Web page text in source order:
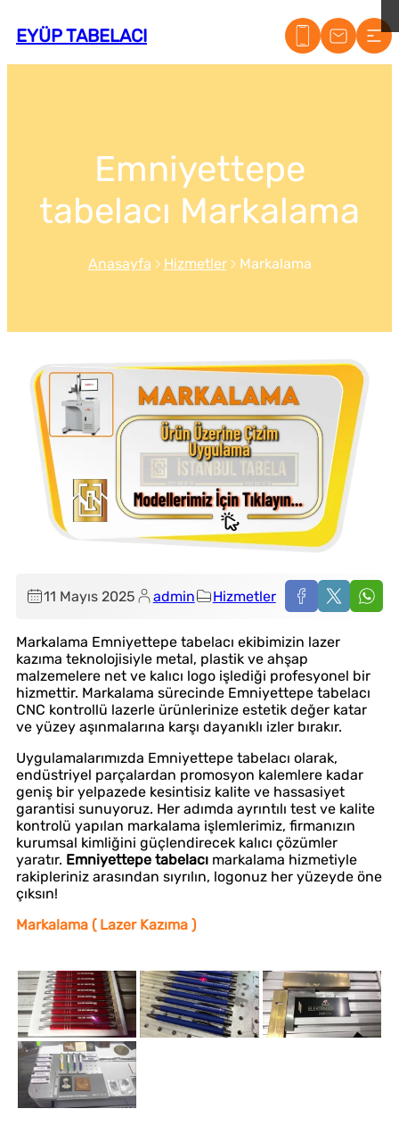
EYÜP TABELACI
Emniyettepe
tabelacı Markalama
Anasayfa Hizmetler Markalama
11 Mayıs 2025 admin Hizmetler
Markalama Emniyettepe tabelacı ekibimizin lazer
kazıma teknolojisiyle metal, plastik ve ahşap
malzemelere net ve kalıcı logo işlediği profesyonel bir
hizmettir. Markalama sürecinde Emniyettepe tabelacı
CNC kontrollü lazerle ürünlerinize estetik değer katar
ve yüzey aşınmalarına karşı dayanıklı izler bırakır.
Uygulamalarımızda Emniyettepe tabelacı olarak,
endüstriyel parçalardan promosyon kalemlere kadar
geniş bir yelpazede kesintisiz kalite ve hassasiyet
garantisi sunuyoruz. Her adımda ayrıntılı test ve kalite
kontrolü yapılan markalama işlemlerimiz, firmanızın
kurumsal kimliğini güçlendirecek kalıcı çözümler
yaratır. Emniyettepe tabelacı markalama hizmetiyle
rakipleriniz arasından sıyrılın, logonuz her yüzeyde öne
çıksın!
Markalama ( Lazer Kazıma )